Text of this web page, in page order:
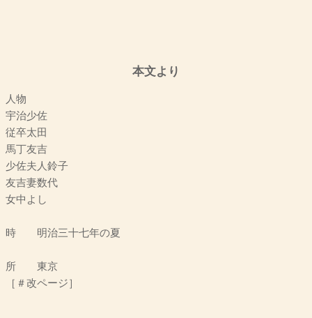
本文より
人物
宇治少佐
従卒太田
馬丁友吉
少佐夫人鈴子
友吉妻数代
女中よし
時 明治三十七年の夏
所 東京
［＃改ページ］